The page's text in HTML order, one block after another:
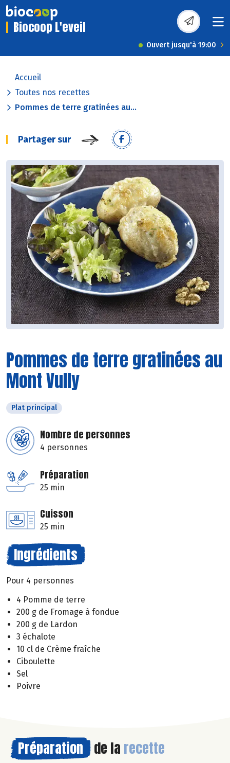
Biocoop L'eveil
Ouvert jusqu'à 19:00
Accueil
Toutes nos recettes
Pommes de terre gratinées au...
Partager sur
Pommes de terre gratinées au
Mont Vully
Plat principal
Nombre de personnes
4 personnes
Préparation
25 min
Cuisson
25 min
Ingrédients
Pour 4 personnes
4 Pomme de terre
200 g de Fromage à fondue
200 g de Lardon
3 échalote
10 cl de Crème fraîche
Ciboulette
Sel
Poivre
Préparation de la recette